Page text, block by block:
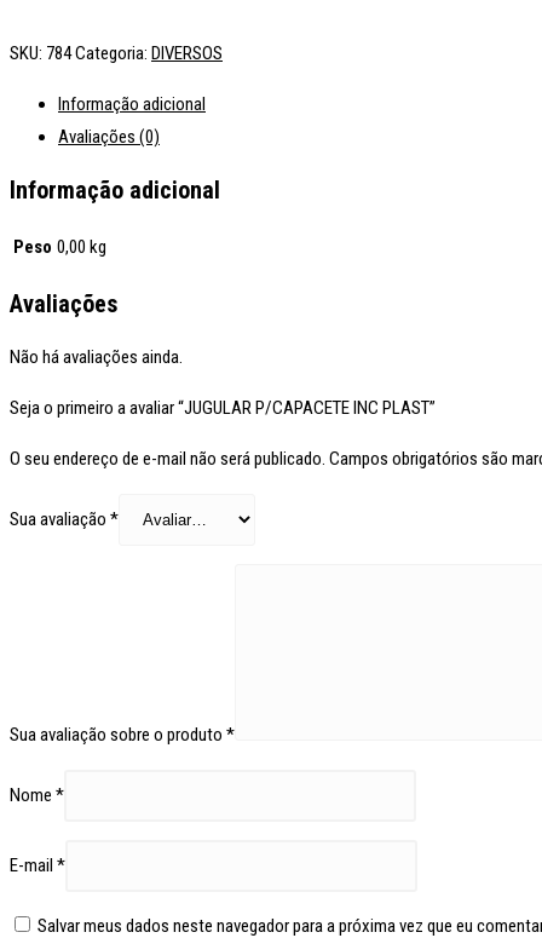
SKU: 784Categoria: DIVERSOS
Informação adicional
Avaliações (0)
Informação adicional
Peso 0,00 kg
Avaliações
Não há avaliações ainda.
Seja o primeiro a avaliar “JUGULAR P/CAPACETE INC PLAST”
O seu endereço de e-mail não será publicado. Campos obrigatórios são
Sua avaliação *
Sua avaliação sobre o produto *
Nome *
E-mail *
Salvar meus dados neste navegador para a próxima vez que eu